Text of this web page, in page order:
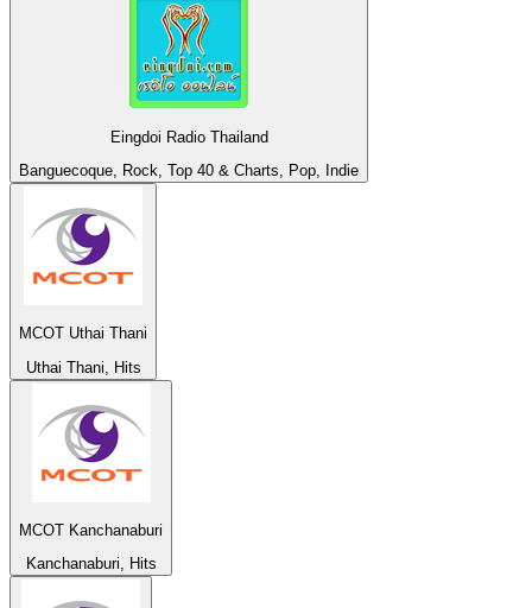
Eingdoi Radio Thailand
Banguecoque, Rock, Top 40 & Charts, Pop, Indie
MCOT Uthai Thani
Uthai Thani, Hits
MCOT Kanchanaburi
Kanchanaburi, Hits